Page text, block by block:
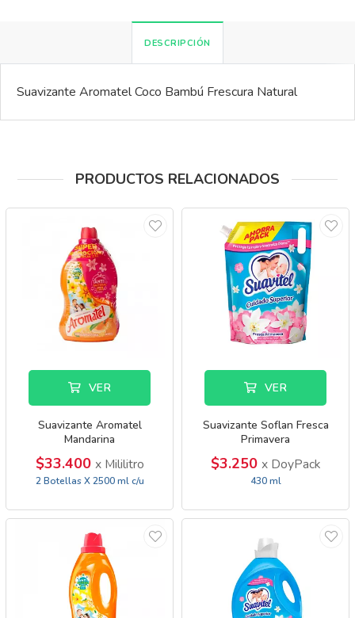
DESCRIPCIÓN
Suavizante Aromatel Coco Bambú Frescura Natural
PRODUCTOS RELACIONADOS
VER
Suavizante Aromatel
Mandarina
$33.400 x Mililitro
2 Botellas X 2500 ml c/u
VER
Suavizante Soflan Fresca
Primavera
$3.250 x DoyPack
430 ml